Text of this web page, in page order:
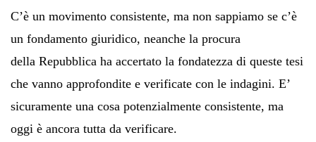
C’è un movimento consistente, ma non sappiamo se c’è
un fondamento giuridico, neanche la procura
della Repubblica ha accertato la fondatezza di queste tesi
che vanno approfondite e verificate con le indagini. E’
sicuramente una cosa potenzialmente consistente, ma
oggi è ancora tutta da verificare.